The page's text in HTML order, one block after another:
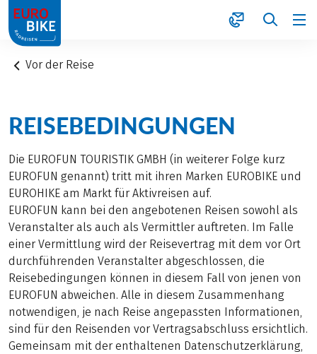
1
Vor der Reise
REISEBEDINGUNGEN
Die EUROFUN TOURISTIK GMBH (in weiterer Folge kurz
EUROFUN genannt) tritt mit ihren Marken EUROBIKE und
EUROHIKE am Markt für Aktivreisen auf.
EUROFUN kann bei den angebotenen Reisen sowohl als
Veranstalter als auch als Vermittler auftreten. Im Falle
einer Vermittlung wird der Reisevertrag mit dem vor Ort
durchführenden Veranstalter abgeschlossen, die
Reisebedingungen können in diesem Fall von jenen von
EUROFUN abweichen. Alle in diesem Zusammenhang
notwendigen, je nach Reise angepassten Informationen,
sind für den Reisenden vor Vertragsabschluss ersichtlich.
Gemeinsam mit der enthaltenen Datenschutzerklärung,